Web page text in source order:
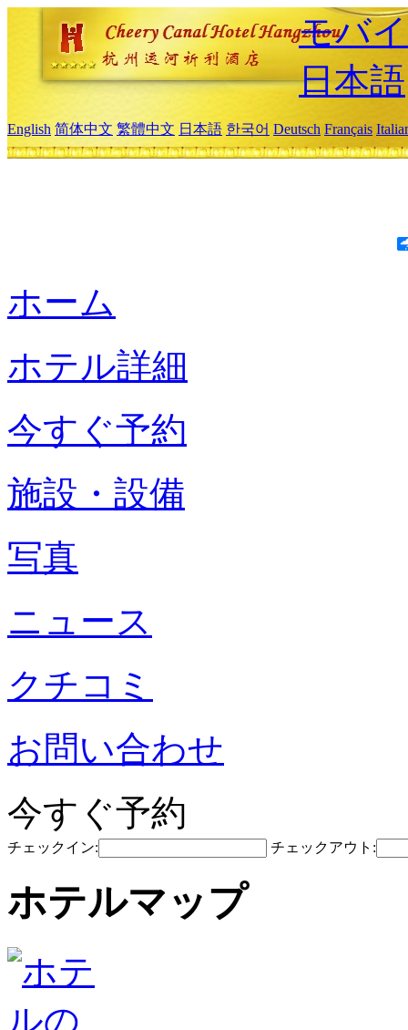
モバ
日本語
English 简体中文 繁體中文 日本語 한국어 Deutsch Français
ホーム
ホテル詳細
今すぐ予約
施設・設備
写真
ニュース
クチコミ
お問い合わせ
今すぐ予約
チェックイン: チェックアウト:
ホテルマップ